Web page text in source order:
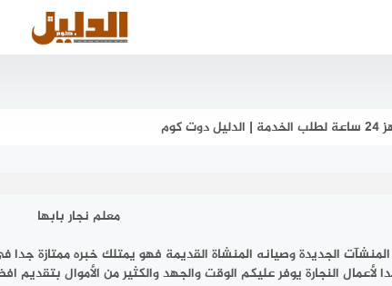
معلم نجار بابها
الجديدة وصيانه المنشاة القديمة فهو يمتلك خبره ممتازة جدا
لأعمال النجارة يوفر عليكم الوقت والجهد والكثير من الأموال